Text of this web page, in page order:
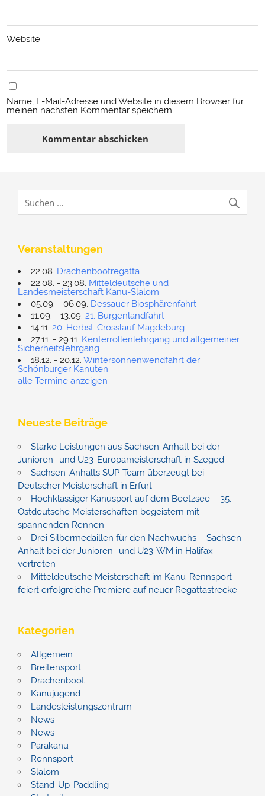
Website
Name, E-Mail-Adresse und Website in diesem Browser für
meinen nächsten Kommentar speichern.
Veranstaltungen
22.08. Drachenbootregatta
22.08. - 23.08. Mitteldeutsche und
Landesmeisterschaft Kanu-Slalom
05.09. - 06.09. Dessauer Biosphärenfahrt
11.09. - 13.09. 21. Burgenlandfahrt
14.11. 20. Herbst-Crosslauf Magdeburg
27.11. - 29.11. Kenterrollenlehrgang und allgemeiner
Sicherheitslehrgang
18.12. - 20.12. Wintersonnenwendfahrt der
Schönburger Kanuten
alle Termine anzeigen
Neueste Beiträge
Starke Leistungen aus Sachsen-Anhalt bei der
Junioren- und U23-Europameisterschaft in Szeged
Sachsen-Anhalts SUP-Team überzeugt bei
Deutscher Meisterschaft in Erfurt
Hochklassiger Kanusport auf dem Beetzsee – 35.
Ostdeutsche Meisterschaften begeistern mit
spannenden Rennen
Drei Silbermedaillen für den Nachwuchs – Sachsen-
Anhalt bei der Junioren- und U23-WM in Halifax
vertreten
Mitteldeutsche Meisterschaft im Kanu-Rennsport
feiert erfolgreiche Premiere auf neuer Regattastrecke
Kategorien
Allgemein
Breitensport
Drachenboot
Kanujugend
Landesleistungszentrum
News
News
Parakanu
Rennsport
Slalom
Stand-Up-Paddling